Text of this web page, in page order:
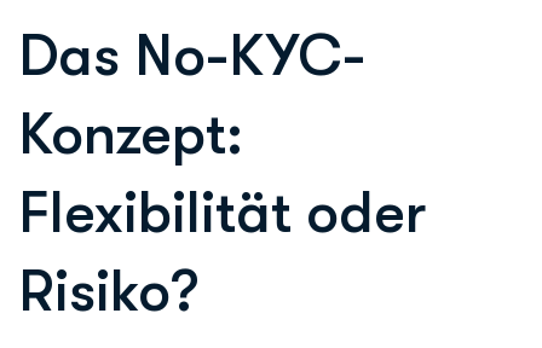
Das No-KYC-
Konzept:
Flexibilität oder
Risiko?